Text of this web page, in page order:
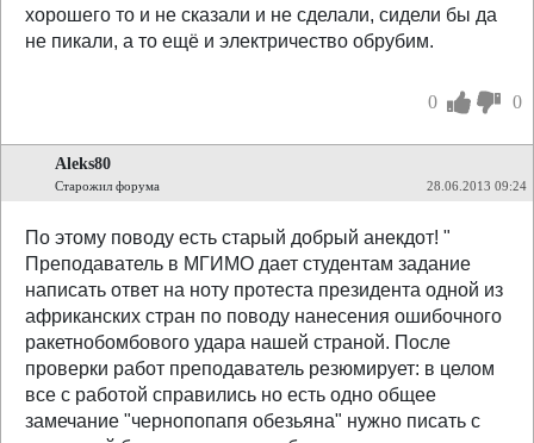
хорошего то и не сказали и не сделали, сидели бы да
не пикали, а то ещё и электричество обрубим.
0 0
Aleks80
Старожил форума 28.06.2013 09:24
По этому поводу есть старый добрый анекдот! "
Преподаватель в МГИМО дает студентам задание
написать ответ на ноту протеста президента одной из
африканских стран по поводу нанесения ошибочного
ракетнобомбового удара нашей страной. После
проверки работ преподаватель резюмирует: в целом
все с работой справились но есть одно общее
замечание "чернопопапя обезьяна" нужно писать с